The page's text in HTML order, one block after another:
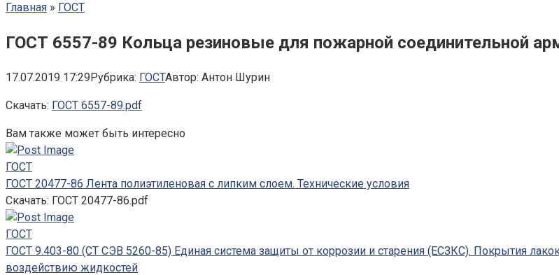
Главная » ГОСТ
ГОСТ 6557-89 Кольца резиновые для пожарной соединительной
17.07.2019 17:29Рубрика: ГОСТАвтор: Антон Шурин
Скачать: ГОСТ 6557-89.pdf
Вам также может быть интересно
ГОСТ
ГОСТ 20477-86 Лента полиэтиленовая с липким слоем. Технические условия
Скачать: ГОСТ 20477-86.pdf
ГОСТ
ГОСТ 9.403-80 (СТ СЭВ 5260-85) Единая система защиты от коррозии и старения (ЕСЗКС). Покрытия
воздействию жидкостей